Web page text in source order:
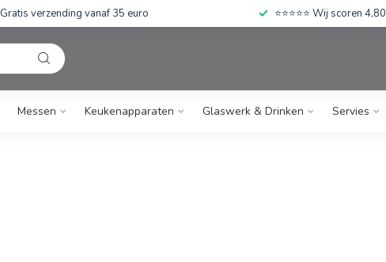
Gratis verzending vanaf 35 euro ⭐⭐⭐⭐⭐ Wij scoren
Messen Keukenapparaten Glaswerk & Drinken Servies